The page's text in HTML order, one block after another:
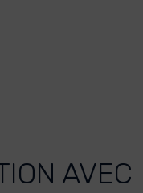
AVEC